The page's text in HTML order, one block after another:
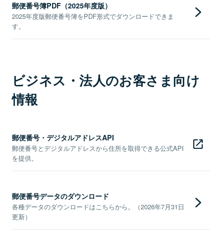
郵便番号簿PDF（2025年度版）
2025年度版郵便番号簿をPDF形式でダウンロードできま
す。
ビジネス・法人のお客さま向け
情報
郵便番号・デジタルアドレスAPI
郵便番号とデジタルアドレスから住所を取得できる公式API
を提供。
郵便番号データのダウンロード
各種データのダウンロードはこちらから。（2026年7月31日
更新）